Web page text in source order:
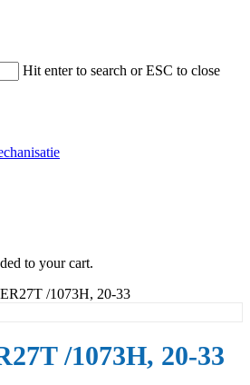
Hit enter to search or ESC to close
to your cart.
/1073H, 20-33
/1073H, 20-33